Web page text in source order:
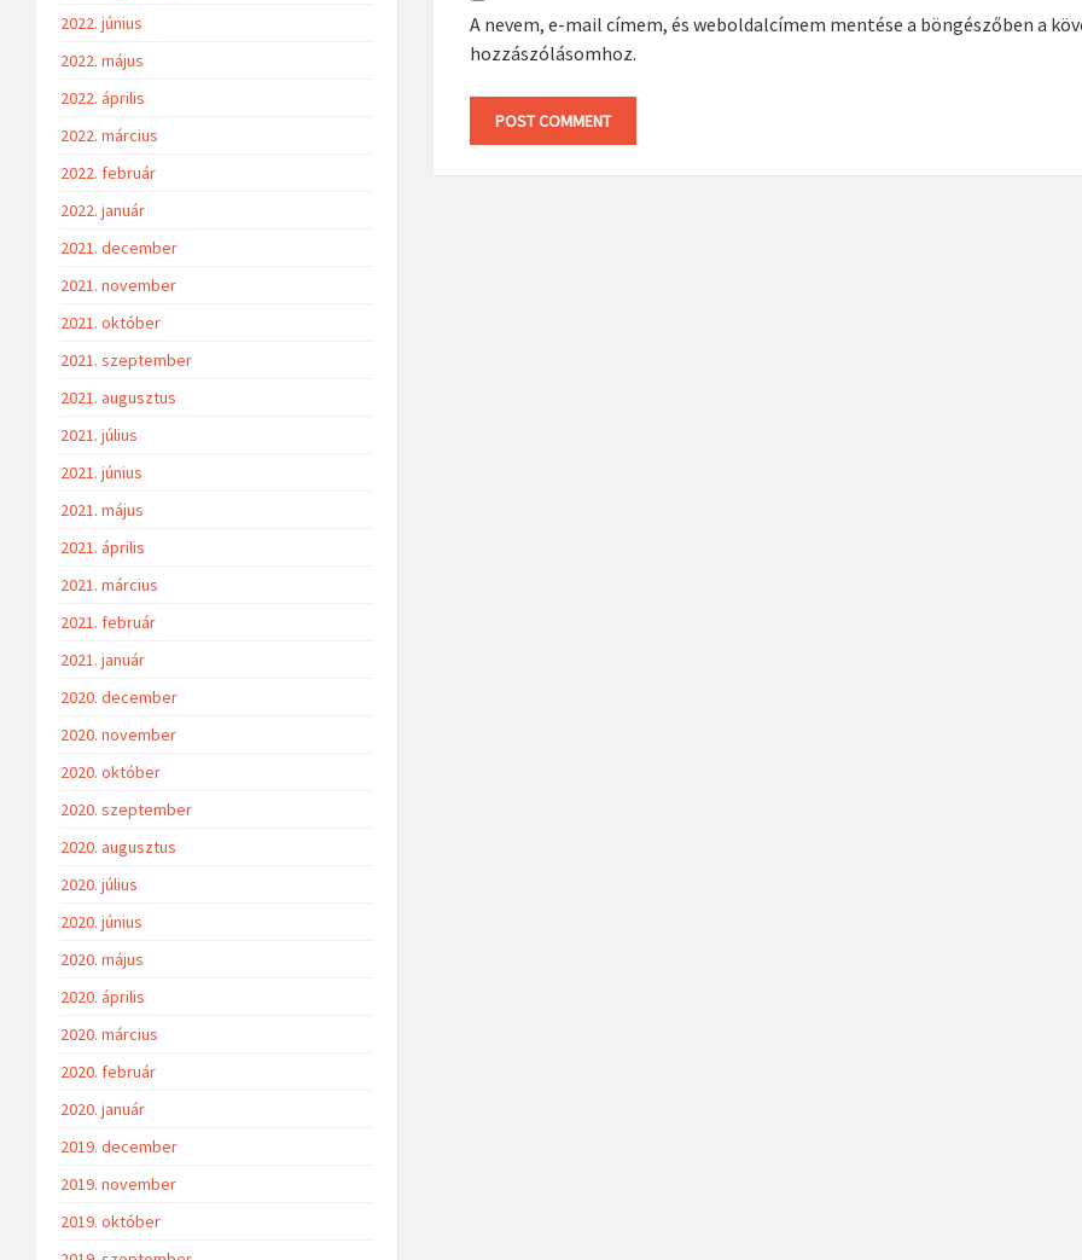
A nevem, e-mail címem, és weboldalcímem mentése a böngészőben a
hozzászólásomhoz.
2022. június
2022. május
2022. április
2022. március
2022. február
2022. január
2021. december
2021. november
2021. október
2021. szeptember
2021. augusztus
2021. július
2021. június
2021. május
2021. április
2021. március
2021. február
2021. január
2020. december
2020. november
2020. október
2020. szeptember
2020. augusztus
2020. július
2020. június
2020. május
2020. április
2020. március
2020. február
2020. január
2019. december
2019. november
2019. október